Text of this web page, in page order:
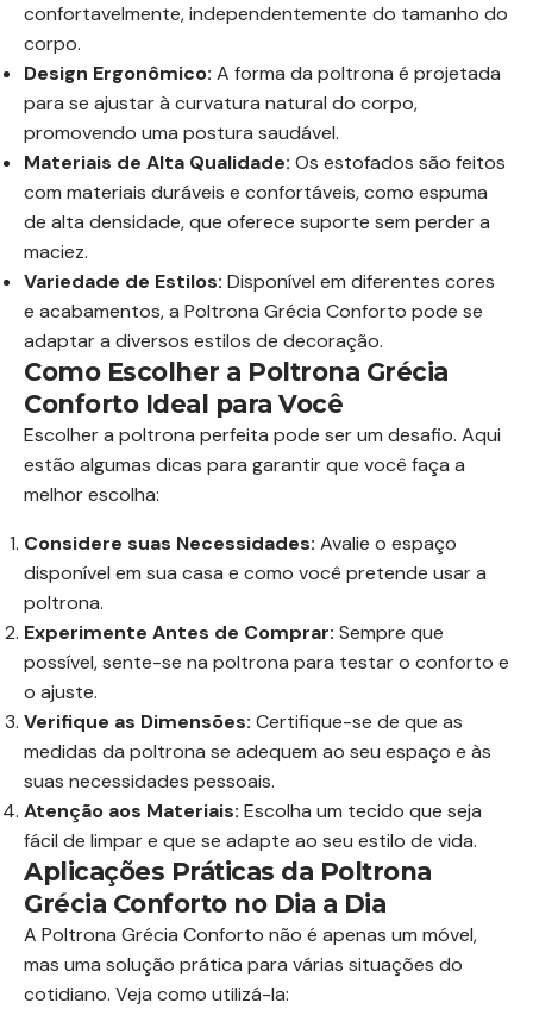
confortavelmente, independentemente do tamanho do
corpo.
Design Ergonômico: A forma da poltrona é projetada
para se ajustar à curvatura natural do corpo,
promovendo uma postura saudável.
Materiais de Alta Qualidade: Os estofados são feitos
com materiais duráveis e confortáveis, como espuma
de alta densidade, que oferece suporte sem perder a
maciez.
Variedade de Estilos: Disponível em diferentes cores
e acabamentos, a Poltrona Grécia Conforto pode se
adaptar a diversos estilos de decoração.
Como Escolher a Poltrona Grécia
Conforto Ideal para Você
Escolher a poltrona perfeita pode ser um desafio. Aqui
estão algumas dicas para garantir que você faça a
melhor escolha:
Considere suas Necessidades: Avalie o espaço
disponível em sua casa e como você pretende usar a
poltrona.
Experimente Antes de Comprar: Sempre que
possível, sente-se na poltrona para testar o conforto e
o ajuste.
Verifique as Dimensões: Certifique-se de que as
medidas da poltrona se adequem ao seu espaço e às
suas necessidades pessoais.
Atenção aos Materiais: Escolha um tecido que seja
fácil de limpar e que se adapte ao seu estilo de vida.
Aplicações Práticas da Poltrona
Grécia Conforto no Dia a Dia
A Poltrona Grécia Conforto não é apenas um móvel,
mas uma solução prática para várias situações do
cotidiano. Veja como utilizá-la: